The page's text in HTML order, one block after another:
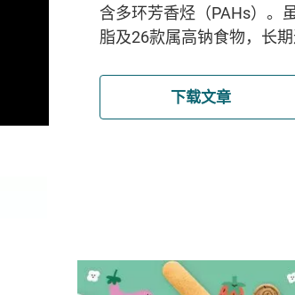
含多环芳香烃（PAHs）。
脂及26款属高钠食物，长
下载文章